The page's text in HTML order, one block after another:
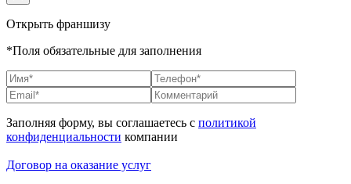
Открыть франшизу
*Поля обязательные для заполнения
Заполняя форму, вы соглашаетесь с политикой
конфиденциальности компании
Договор на оказание услуг